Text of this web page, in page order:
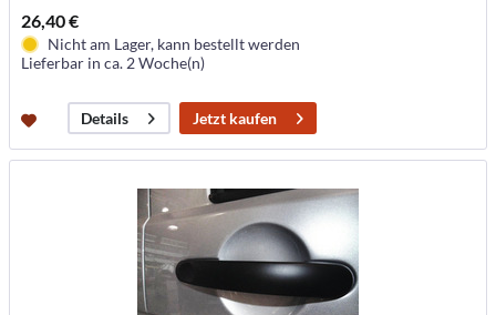
26,40 €
Nicht am Lager, kann bestellt werden
Lieferbar in ca. 2 Woche(n)
Details Jetzt kaufen